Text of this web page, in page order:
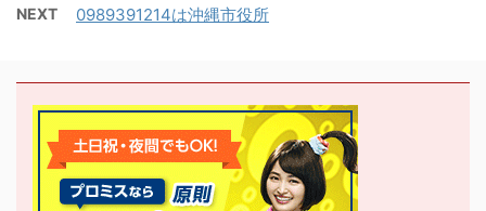
NEXT 0989391214は沖縄市役所